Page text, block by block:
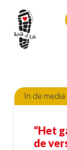
In
In de media
“Het
de